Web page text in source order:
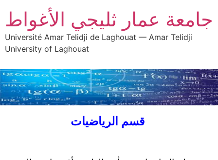
جامعة عمار ثليجي الأغواط
Université Amar Telidji de Laghouat — Amar Telidji
University of Laghouat